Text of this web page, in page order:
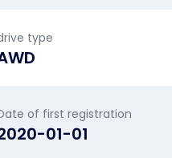
type
of first registration
01-01